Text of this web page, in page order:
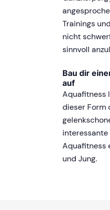
Trainings
nicht
sinnvoll
Bau dir
auf
Aquafitness
dieser Form
Aquafitness
und Jung.